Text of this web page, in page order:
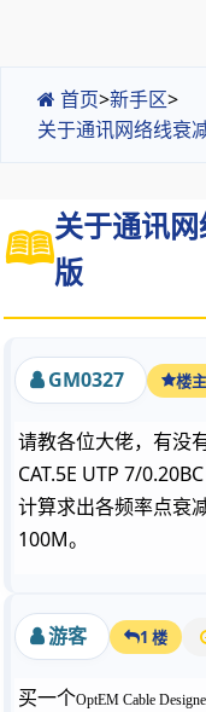
首页>新手区>
关于通讯网络线衰
关于通讯
版
GM0327 楼主
请教各位大佬，有没
CAT.5E UTP 7/
计算求出各频率点衰
100M。
游客 1 楼
买一个OptEM Cable